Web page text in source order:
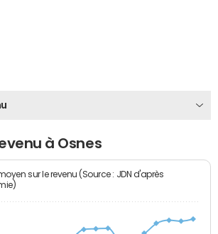
à Osnes
sur le revenu (Source : JDN d'après